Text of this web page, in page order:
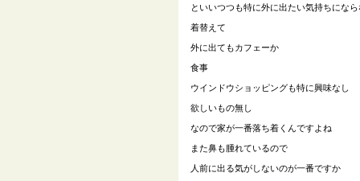
といいつつも特に外に出たい気持ちにな
着替えて
外に出てもカフェーか
食事
ウインドウショッピングも特に興味なし
欲しいもの無し
なので家が一番落ち着くんですよね
また鼻も腫れているので
人前に出る気がしないのが一番ですか